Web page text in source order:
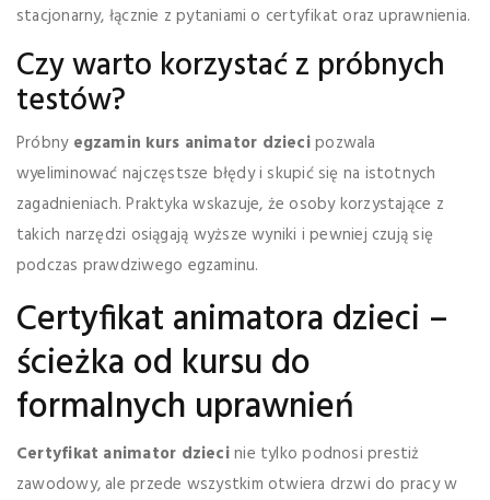
stacjonarny, łącznie z pytaniami o certyfikat oraz uprawnienia.
Czy warto korzystać z próbnych
testów?
Próbny egzamin kurs animator dziecipozwala
wyeliminować najczęstsze błędy i skupić się na istotnych
zagadnieniach. Praktyka wskazuje, że osoby korzystające z
takich narzędzi osiągają wyższe wyniki i pewniej czują się
podczas prawdziwego egzaminu.
Certyfikat animatora dzieci –
ścieżka od kursu do
formalnych uprawnień
Certyfikat animator dziecinie tylko podnosi prestiż
zawodowy, ale przede wszystkim otwiera drzwi do pracy w